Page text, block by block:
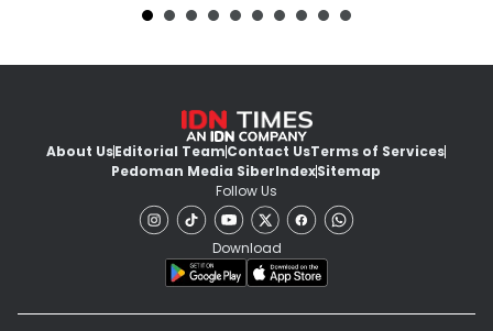
About UsEditorial TeamContact UsTerms of Services
Pedoman Media SiberIndexSitemap
Follow Us
Download